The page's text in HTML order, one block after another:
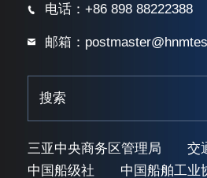
电话：+86 898 88222388
邮箱：
三亚中央商务区管理局
交
中国船级社
中国船舶工业